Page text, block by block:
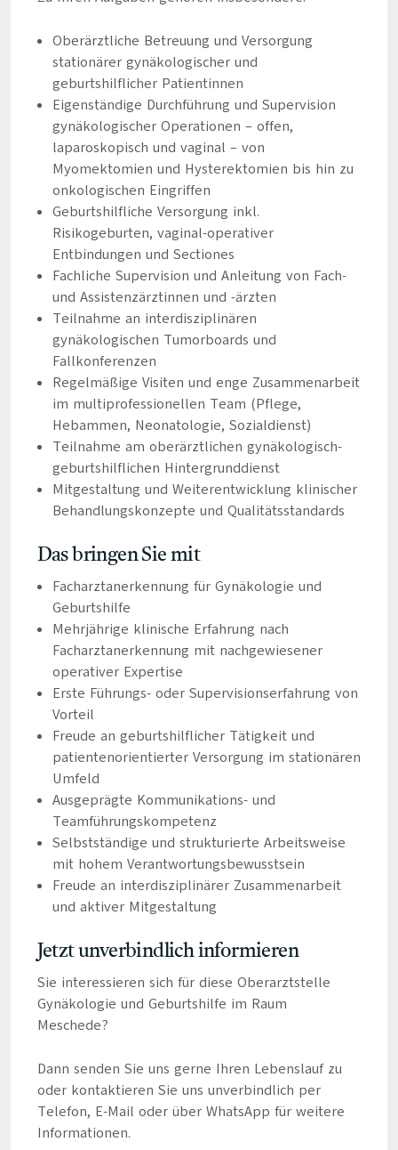
Oberärztliche Betreuung und Versorgung
stationärer gynäkologischer und
geburtshilflicher Patientinnen
Eigenständige Durchführung und Supervision
gynäkologischer Operationen – offen,
laparoskopisch und vaginal – von
Myomektomien und Hysterektomien bis hin zu
onkologischen Eingriffen
Geburtshilfliche Versorgung inkl.
Risikogeburten, vaginal-operativer
Entbindungen und Sectiones
Fachliche Supervision und Anleitung von Fach-
und Assistenzärztinnen und -ärzten
Teilnahme an interdisziplinären
gynäkologischen Tumorboards und
Fallkonferenzen
Regelmäßige Visiten und enge Zusammenarbeit
im multiprofessionellen Team (Pflege,
Hebammen, Neonatologie, Sozialdienst)
Teilnahme am oberärztlichen gynäkologisch-
geburtshilflichen Hintergrunddienst
Mitgestaltung und Weiterentwicklung klinischer
Behandlungskonzepte und Qualitätsstandards
Das bringen Sie mit
Facharztanerkennung für Gynäkologie und
Geburtshilfe
Mehrjährige klinische Erfahrung nach
Facharztanerkennung mit nachgewiesener
operativer Expertise
Erste Führungs- oder Supervisionserfahrung von
Vorteil
Freude an geburtshilflicher Tätigkeit und
patientenorientierter Versorgung im stationären
Umfeld
Ausgeprägte Kommunikations- und
Teamführungskompetenz
Selbstständige und strukturierte Arbeitsweise
mit hohem Verantwortungsbewusstsein
Freude an interdisziplinärer Zusammenarbeit
und aktiver Mitgestaltung
Jetzt unverbindlich informieren
Sie interessieren sich für diese Oberarztstelle
Gynäkologie und Geburtshilfe im Raum
Meschede?
Dann senden Sie uns gerne Ihren Lebenslauf zu
oder kontaktieren Sie uns unverbindlich per
Telefon, E-Mail oder über WhatsApp für weitere
Informationen.